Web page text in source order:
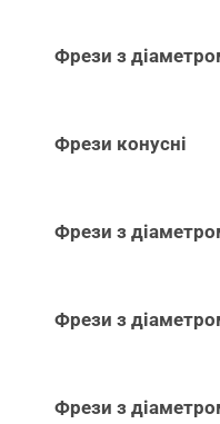
Фрези з
Фрези конусні
Фрези з
Фрези з
Фрези з